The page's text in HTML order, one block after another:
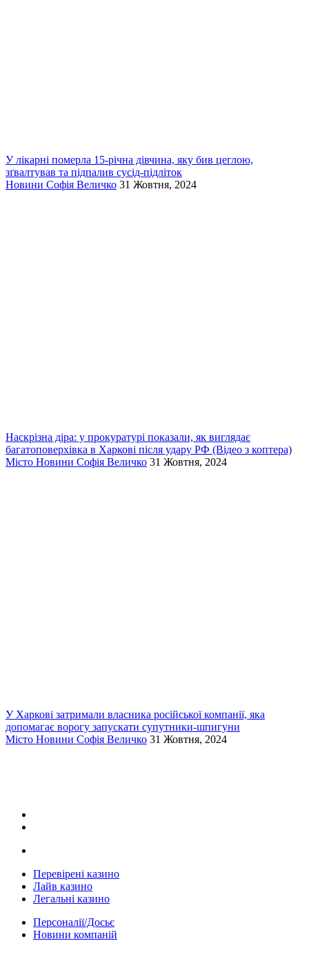
У лікарні померла 15-річна дівчина, яку бив цеглою,
зґвалтував та підпалив сусід-підліток
Новини Софія Величко 31 Жовтня, 2024
Наскрізна діра: у прокуратурі показали, як виглядає
багатоповерхівка в Харкові після удару РФ (Відео з коптера)
Місто Новини Софія Величко 31 Жовтня, 2024
У Харкові затримали власника російської компанії, яка
допомагає ворогу запускати супутники-шпигуни
Місто Новини Софія Величко 31 Жовтня, 2024
Перевірені казино
Лайв казино
Легальні казино
Персоналії/Досьє
Новини компаній